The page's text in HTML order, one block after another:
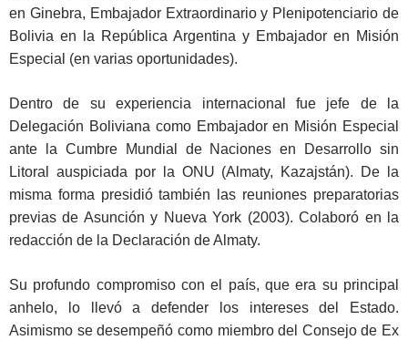
en Ginebra, Embajador Extraordinario y Plenipotenciario de
Bolivia en la República Argentina y Embajador en Misión
Especial (en varias oportunidades).
Dentro de su experiencia internacional fue jefe de la
Delegación Boliviana como Embajador en Misión Especial
ante la Cumbre Mundial de Naciones en Desarrollo sin
Litoral auspiciada por la ONU (Almaty, Kazajstán). De la
misma forma presidió también las reuniones preparatorias
previas de Asunción y Nueva York (2003). Colaboró en la
redacción de la Declaración de Almaty.
Su profundo compromiso con el país, que era su principal
anhelo, lo llevó a defender los intereses del Estado.
Asimismo se desempeñó como miembro del Consejo de Ex